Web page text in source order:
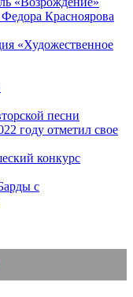
Красноярова
«Художественное
песни
году отметил свое
конкурс
с